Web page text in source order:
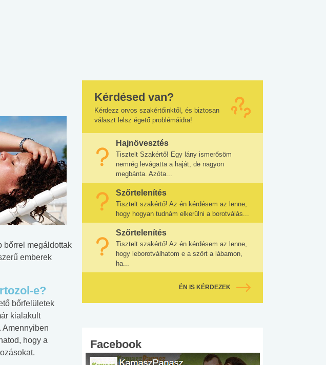
bőrrel megáldottak
emberek
e?
bőrfelületek
kialakult
Amennyiben
hogy a
Kérdésed van?
Kérdezz orvos szakértőinktől, és biztosan
választ lelsz égető problémáidra!
Hajnövesztés
Tisztelt Szakértő! Egy lány ismerősöm
nemrég levágatta a haját, de nagyon
megbánta. Azóta...
Szőrtelenítés
Tisztelt szakértő! Az én kérdésem az lenne,
hogy hogyan tudnám elkerülni a borotválás...
Szőrtelenítés
Tisztelt szakértő! Az én kérdésem az lenne,
hogy leborotválhatom e a szőrt a lábamon,
ha...
ÉN IS KÉRDEZEK
Facebook